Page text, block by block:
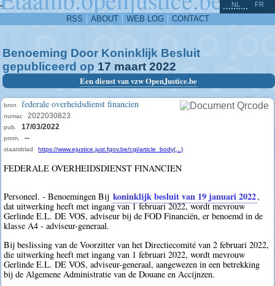
-
RSS ABOUT WEB LOG CONTACT
NL FR
Benoeming Door Koninklijk Besluit
gepubliceerd op 17 maart 2022
Een dienst van vzw OpenJustice.be
bron federale overheidsdienst financien
numac 2022030823
pub. 17/03/2022
prom. --
staatsblad https://www.ejustice.just.fgov.be/cgi/article_body(...)
FEDERALE OVERHEIDSDIENST FINANCIEN
Personeel. - Benoemingen Bij koninklijk besluit van 19 januari 2022,
dat uitwerking heeft met ingang van 1 februari 2022, wordt mevrouw
Gerlinde E.L. DE VOS, adviseur bij de FOD Financiën, er benoemd in de
klasse A4 - adviseur-generaal.
Bij beslissing van de Voorzitter van het Directiecomité van 2 februari 2022,
die uitwerking heeft met ingang van 1 februari 2022, wordt mevrouw
Gerlinde E.L. DE VOS, adviseur-generaal, aangewezen in een betrekking
bij de Algemene Administratie van de Douane en Accijnzen.
^